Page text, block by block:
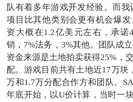
队有着多年游戏开发经验。而
项目比其他类别会更有机会爆
资大概在1.2亿美元左右，承诺
销，7%法务，3%其他。团队成
资金来源是土地拍卖获得25%，
配。游戏目前共有土地近17万块
万和1.7万分配合作方和团队。
年底开始，以U价计算，当时一